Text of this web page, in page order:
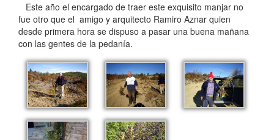
Este año el encargado de traer este exquisito manjar no
fue otro que el amigo y arquitecto Ramiro Aznar quien
desde primera hora se dispuso a pasar una buena mañana
con las gentes de la pedanía.